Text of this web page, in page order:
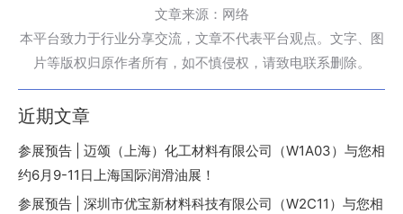
文章来源：网络
本平台致力于行业分享交流，文章不代表平台观点。文字、图
片等版权归原作者所有，如不慎侵权，请致电联系删除。
近期文章
参展预告 | 迈颂（上海）化工材料有限公司（W1A03）与您相
约6月9-11日上海国际润滑油展！
参展预告 | 深圳市优宝新材料科技有限公司（W2C11）与您相